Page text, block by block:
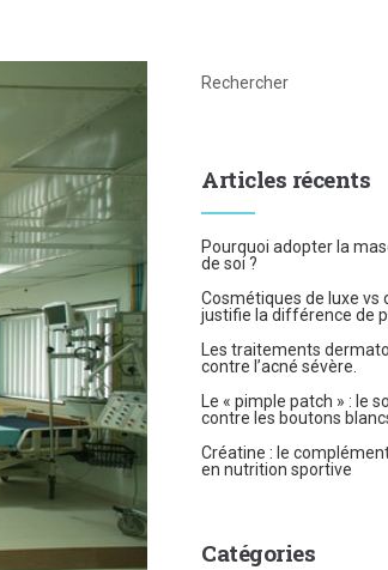
Rechercher
Articles récents
Pourquoi adopter la
de soi ?
Cosmétiques de luxe vs
justifie la différence de
Les traitements
contre l’acné sévère.
Le « pimple patch » : le
contre les boutons
Créatine : le
en nutrition sportive
Catégories